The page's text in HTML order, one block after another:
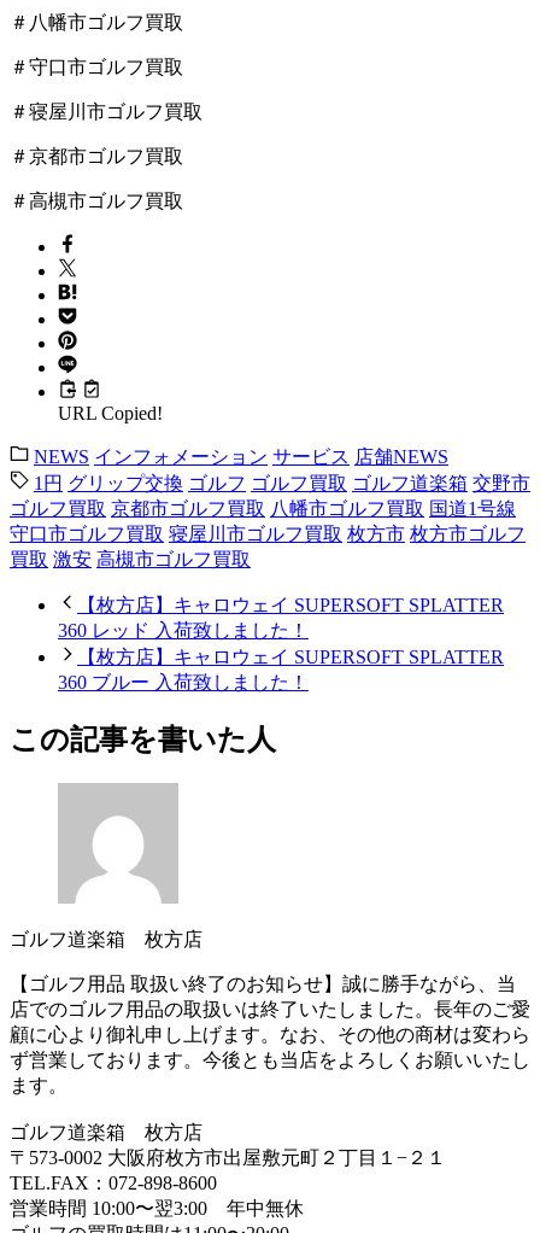
＃八幡市ゴルフ買取
＃守口市ゴルフ買取
＃寝屋川市ゴルフ買取
＃京都市ゴルフ買取
＃高槻市ゴルフ買取
URL Copied!
NEWS インフォメーション サービス 店舗NEWS
1円 グリップ交換 ゴルフ ゴルフ買取 ゴルフ道楽箱 交野市
ゴルフ買取 京都市ゴルフ買取 八幡市ゴルフ買取 国道1号線
守口市ゴルフ買取 寝屋川市ゴルフ買取 枚方市 枚方市ゴルフ
買取 激安 高槻市ゴルフ買取
【枚方店】キャロウェイ SUPERSOFT SPLATTER
360 レッド 入荷致しました！
【枚方店】キャロウェイ SUPERSOFT SPLATTER
360 ブルー 入荷致しました！
この記事を書いた人
ゴルフ道楽箱 枚方店
【ゴルフ用品 取扱い終了のお知らせ】誠に勝手ながら、当
店でのゴルフ用品の取扱いは終了いたしました。長年のご愛
顧に心より御礼申し上げます。なお、その他の商材は変わら
ず営業しております。今後とも当店をよろしくお願いいたし
ます。
ゴルフ道楽箱 枚方店
〒573-0002 大阪府枚方市出屋敷元町２丁目１−２１
TEL.FAX：072-898-8600
営業時間 10:00〜翌3:00 年中無休